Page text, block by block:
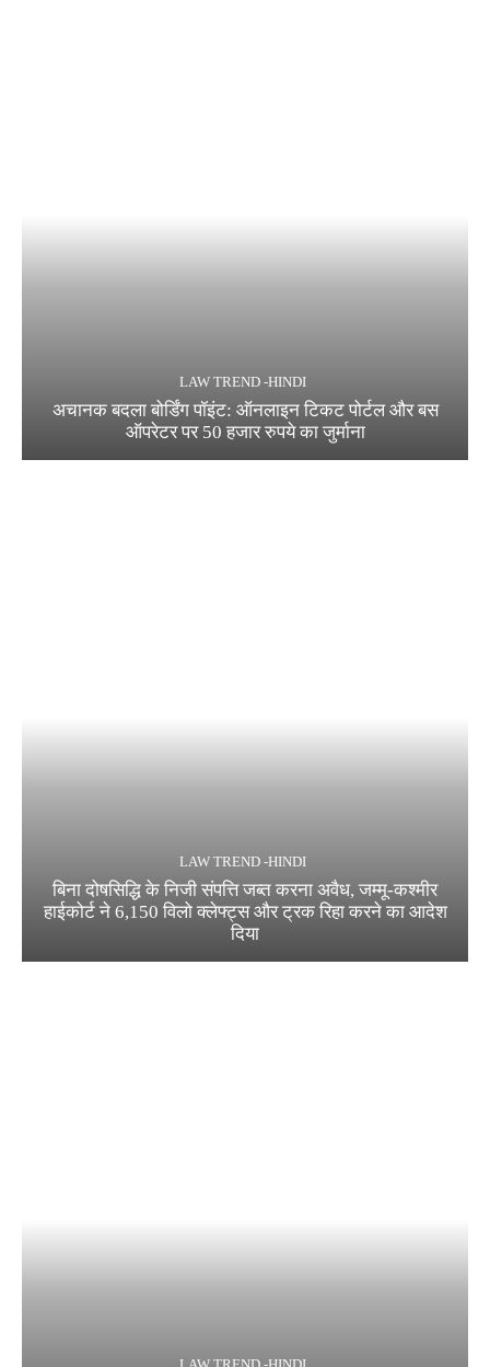
LAW TREND -HINDI
अचानक बदला बोर्डिंग पॉइंट: ऑनलाइन टिकट पोर्टल और बस
ऑपरेटर पर 50 हजार रुपये का जुर्माना
LAW TREND -HINDI
बिना दोषसिद्धि के निजी संपत्ति जब्त करना अवैध, जम्मू-कश्मीर
हाईकोर्ट ने 6,150 विलो क्लेफ्ट्स और ट्रक रिहा करने का आदेश
दिया